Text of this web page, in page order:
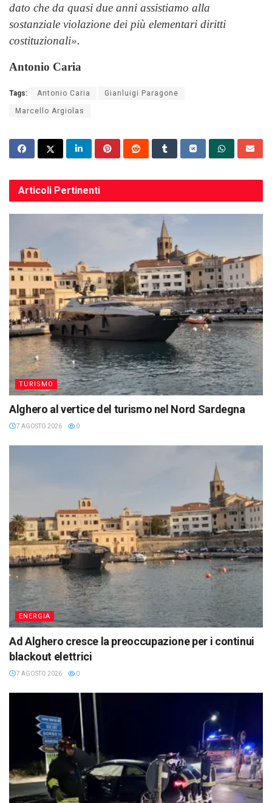
dato che da quasi due anni assistiamo alla
sostanziale violazione dei più elementari diritti
costituzionali».
Antonio Caria
Tags: Antonio Caria Gianluigi Paragone
Marcello Argiolas
Articoli Pertinenti
TURISMO
Alghero al vertice del turismo nel Nord Sardegna
7 AGOSTO 2026 0
ENERGIA
Ad Alghero cresce la preoccupazione per i continui
blackout elettrici
7 AGOSTO 2026 0